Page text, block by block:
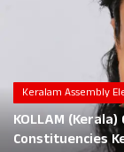
Career
Education
Keralam Assembly
KOLLAM
Constituencies